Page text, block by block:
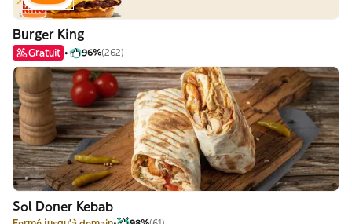
Burger King
Gratuit 96%(262)
Sol Doner Kebab